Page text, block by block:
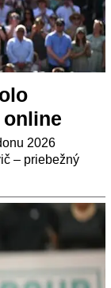
2026
– priebežný